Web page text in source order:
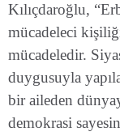
Kılıçdaroğlu,
mücadeleci
mücadeledir.
duygusuyla
bir aileden
demokrasi